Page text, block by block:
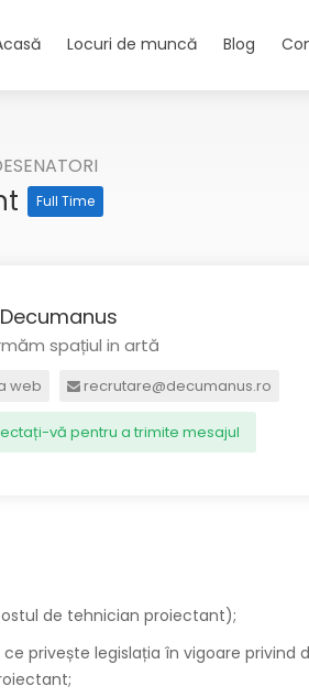
Locuri de muncă Blog
Full Time
spațiul in artă
web recrutare@decumanus.ro
vă pentru a trimite mesajul
de tehnician proiectant);
privește legislația în vigoare privind